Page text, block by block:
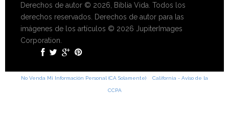
Derechos de autor © 2026, Biblia Vida. Todos los
derechos reservados. Derechos de autor para las
imágenes de los artículos © 2026 JupiterImages
Corporation.
No Venda Mi Información Personal (CA Solamente) California - Aviso de la
CCPA